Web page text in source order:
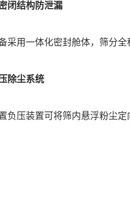
闭结构防泄漏
用一体化密封舱体，筛分全
除尘系统
压装置可将筛内悬浮粉尘定